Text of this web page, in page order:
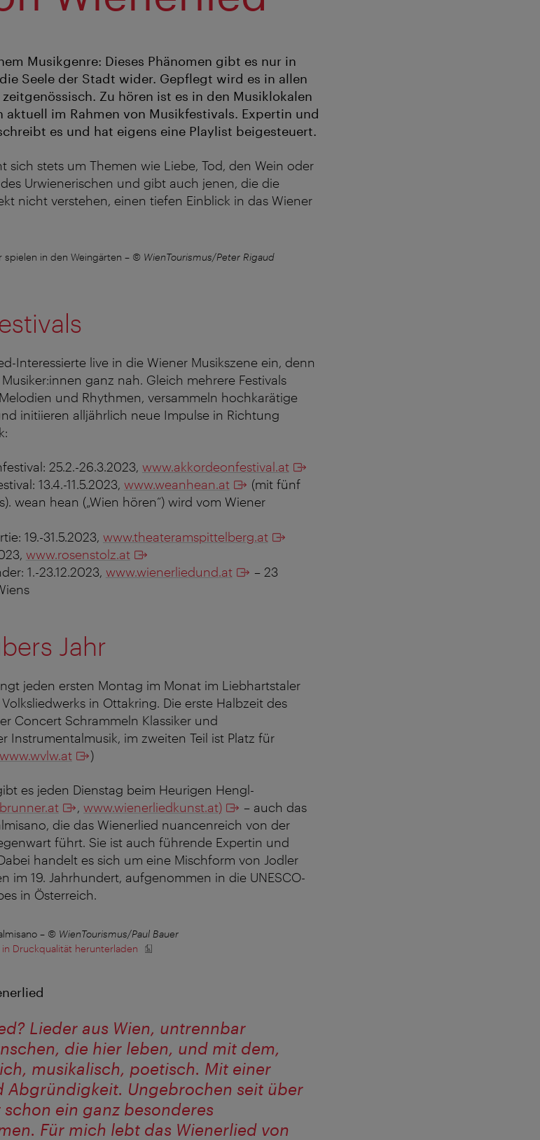
Musikgenre: Dieses Phänomen gibt es nur in
Seele der Stadt wider. Gepflegt wird es in allen
Zu hören ist es in den Musiklokalen
im Rahmen von Musikfestivals. Expertin und
es und hat eigens eine Playlist beigesteuert.
sich stets um Themen wie Liebe, Tod, den Wein oder
Urwienerischen und gibt auch jenen, die die
nicht verstehen, einen tiefen Einblick in das Wiener
spielen in den Weingärten – © WienTourismus/Peter Rigaud
Interessierte live in die Wiener Musikszene ein, denn
ganz nah. Gleich mehrere Festivals
und Rhythmen, versammeln hochkarätige
initiieren alljährlich neue Impulse in Richtung
25.2.-26.3.2023, www.akkordeonfestival.at
13.4.-11.5.2023, www.weanhean.at
(mit fünf
wean hean („Wien hören“) wird vom Wiener
19.-31.5.2023, www.theateramspittelberg.at
www.rosenstolz.at
1.-23.12.2023, www.wienerliedund.at
– 23
Jahr
jeden ersten Montag im Monat im Liebhartstaler
in Ottakring. Die erste Halbzeit des
Concert Schrammeln Klassiker und
Instrumentalmusik, im zweiten Teil ist Platz für
www.wvlw.at )
es jeden Dienstag beim Heurigen Hengl-
, www.wienerliedkunst.at)
– auch das
die das Wienerlied nuancenreich von der
führt. Sie ist auch führende Expertin und
handelt es sich um eine Mischform von Jodler
im 19. Jahrhundert, aufgenommen in die UNESCO-
in Österreich.
– © WienTourismus/Paul Bauer
in Druckqualität herunterladen
Lieder aus Wien, untrennbar
die hier leben, und mit dem,
musikalisch, poetisch. Mit einer
Abgründigkeit. Ungebrochen seit über
ein ganz besonderes
Für mich lebt das Wienerlied von